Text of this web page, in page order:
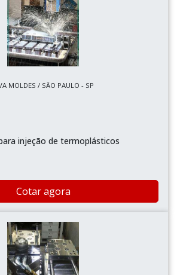
MOLDES / SÃO PAULO - SP
injeção de termoplásticos
Cotar agora